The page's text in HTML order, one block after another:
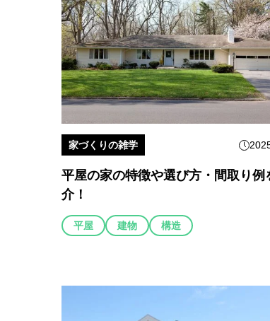
家づくりの雑学
平屋の家の特徴や選び方・間取り例
介！
平屋 建物 構造